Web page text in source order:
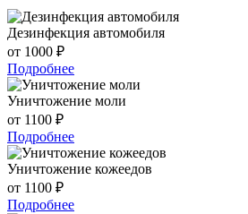
Дезинфекция автомобиля
от 1000 ₽
Подробнее
Уничтожение моли
от 1100 ₽
Подробнее
Уничтожение кожеедов
от 1100 ₽
Подробнее